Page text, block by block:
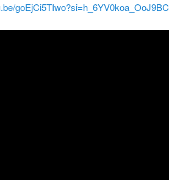
goEjCi5TIwo?si=h_6YV0koa_OoJ9BC